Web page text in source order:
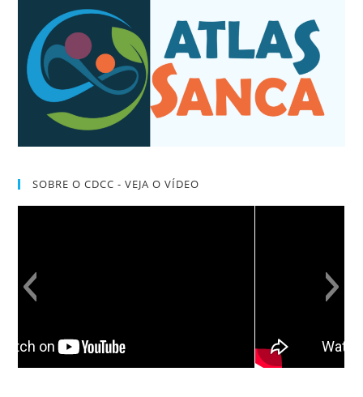
SOBRE O CDCC - VEJA O VÍDEO